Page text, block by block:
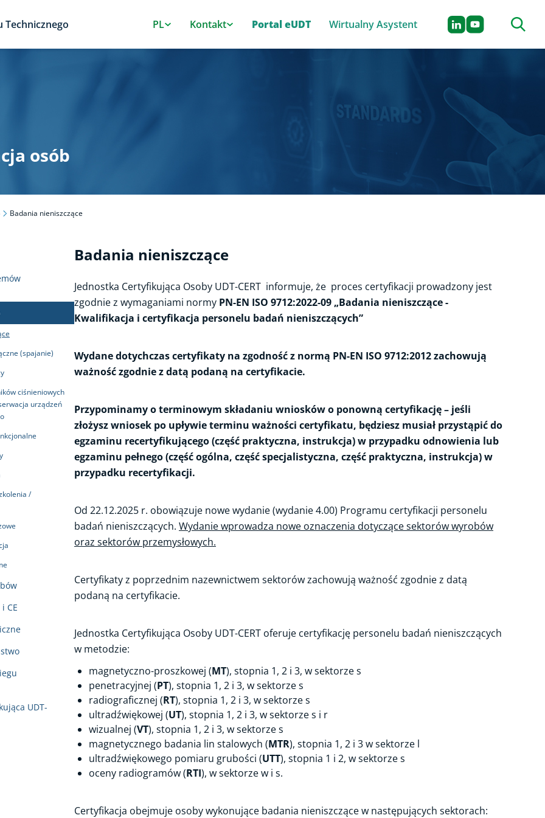
Technicznego PL Kontakt Portal eUDT Wirtualny Asystent
Szukaj
osób
Badania nieniszczące
(spajanie)
ciśnieniowych
urządzeń
/
CE
UDT-
Badania nieniszczące
Jednostka Certyfikująca Osoby UDT-CERT informuje, że proces certyfikacji prowadzony jest
zgodnie z wymaganiami normy PN-EN ISO 9712:2022-09 „Badania nieniszczące -
Kwalifikacja i certyfikacja personelu badań nieniszczących”
Wydane dotychczas certyfikaty na zgodność z normą PN-EN ISO 9712:2012 zachowują
ważność zgodnie z datą podaną na certyfikacie.
Przypominamy o terminowym składaniu wniosków o ponowną certyfikację – jeśli
złożysz wniosek po upływie terminu ważności certyfikatu, będziesz musiał przystąpić do
egzaminu recertyfikującego (część praktyczna, instrukcja) w przypadku odnowienia lub
egzaminu pełnego (część ogólna, część specjalistyczna, część praktyczna, instrukcja) w
przypadku recertyfikacji.
Od 22.12.2025 r. obowiązuje nowe wydanie (wydanie 4.00) Programu certyfikacji personelu
badań nieniszczących. Wydanie wprowadza nowe oznaczenia dotyczące sektorów wyrobów
oraz sektorów przemysłowych.
Certyfikaty z poprzednim nazewnictwem sektorów zachowują ważność zgodnie z datą
podaną na certyfikacie.
Jednostka Certyfikująca Osoby UDT-CERT oferuje certyfikację personelu badań nieniszczących
w metodzie:
magnetyczno-proszkowej (MT), stopnia 1, 2 i 3, w sektorze s
penetracyjnej (PT), stopnia 1, 2 i 3, w sektorze s
radiograficznej (RT), stopnia 1, 2 i 3, w sektorze s
ultradźwiękowej (UT), stopnia 1, 2 i 3, w sektorze s i r
wizualnej (VT), stopnia 1, 2 i 3, w sektorze s
magnetycznego badania lin stalowych (MTR), stopnia 1, 2 i 3 w sektorze l
ultradźwiękowego pomiaru grubości (UTT), stopnia 1 i 2, w sektorze s
oceny radiogramów (RTI), w sektorze w i s.
Certyfikacja obejmuje osoby wykonujące badania nieniszczące w następujących sektorach: